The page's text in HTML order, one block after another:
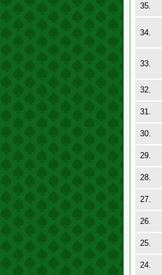
35.
34.
33.
32.
31.
30.
29.
28.
27.
26.
25.
24.